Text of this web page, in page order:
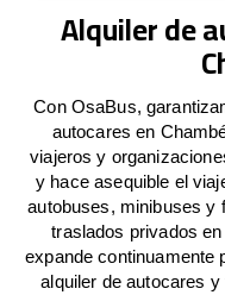
Alquiler de
Con OsaBus,
autocares en
viajeros y
y hace asequible el
autobuses, minibuses y
traslados privados
expande continuamente
alquiler de autocares